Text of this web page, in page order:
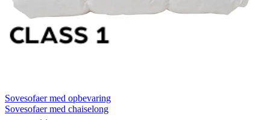
Rullemadrasser 120x200
Rullemadrasser 90x200
Se flere størrelser
Sovesofaer
Sovesofaer med opbevaring
Sovesofaer med chaiselong